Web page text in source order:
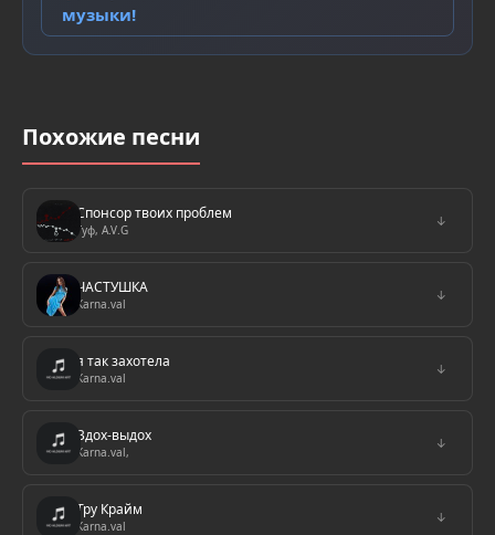
музыки!
Похожие песни
Спонсор твоих проблем
Гуф, A.V.G
↓
ЧАСТУШКА
Karna.val
↓
я так захотела
Karna.val
↓
Вдох-выдох
Karna.val,
↓
Тру Крайм
Karna.val
↓